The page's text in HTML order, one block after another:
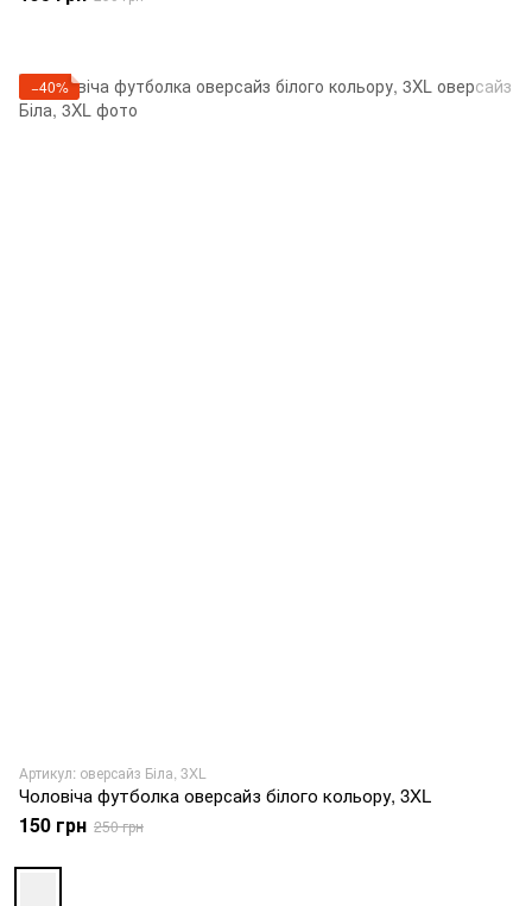
−40%
Артикул: оверсайз Біла, 3XL
Чоловіча футболка оверсайз білого кольору, 3XL
150 грн 250 грн